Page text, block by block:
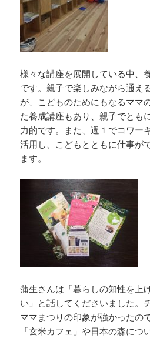
様々な講座を展開している中、
です。親子で楽しみながら通え
が、こどものためにもなるママ
た養成講座もあり、親子でとも
力的です。また、週１でコワー
活用し、こどもとともに仕事が
ます。
蒲生さんは「暮らしの知性を上
い」と話してくださいました。
ママまつりの印象が強かったの
「玄米カフェ」や日本の森につ